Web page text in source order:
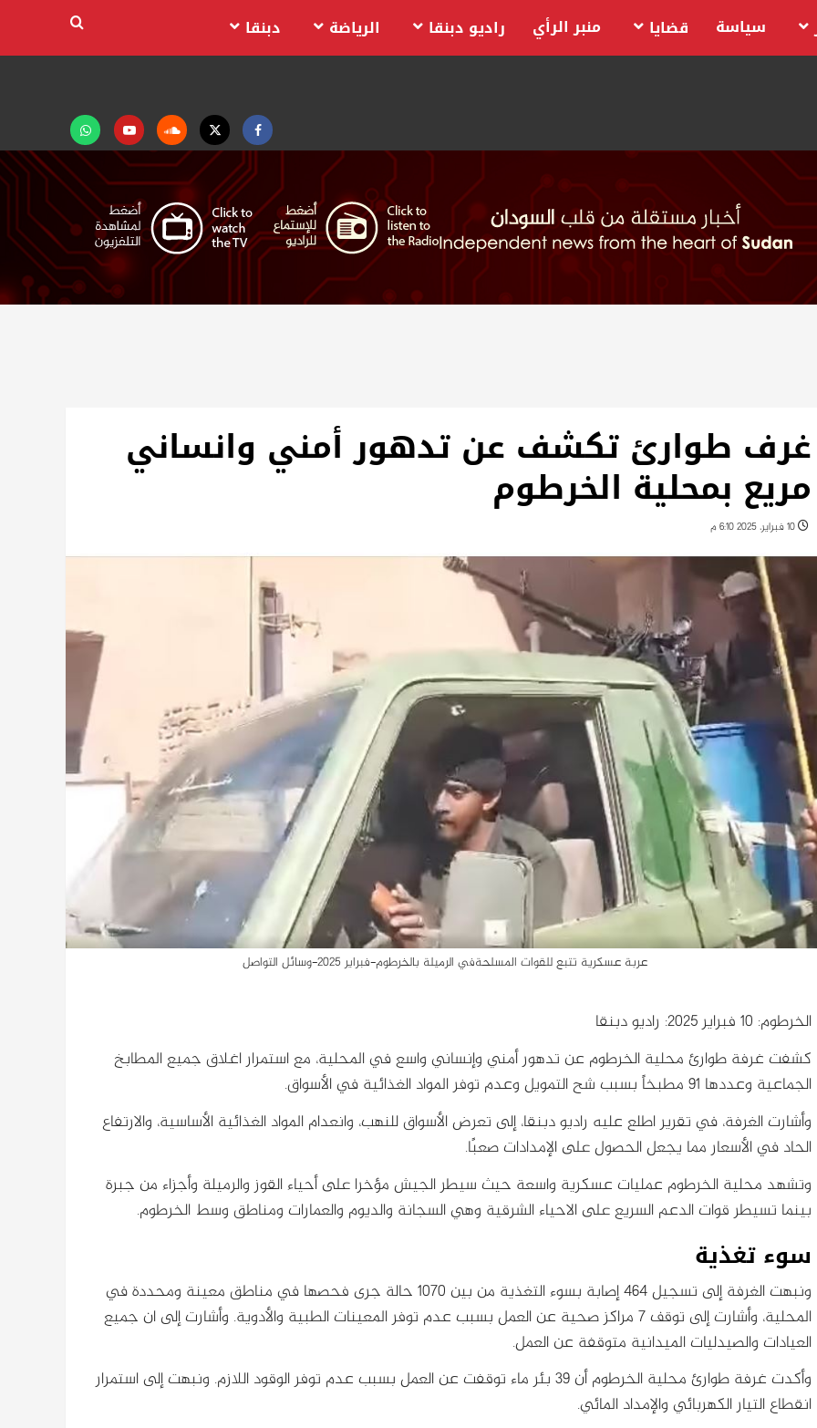
Facebook
Twitter
Soundcloud
Youtubeتابعنا
على
واتساب
سياسة قضايا منبر الرأي راديو دبنقا الرياضة دبنقا
غرف طوارئ تكشف عن تدهور أمني وانساني
مريع بمحلية الخرطوم
10 فبراير، 2025 6:10 م
عربة عسكرية تتبع للقوات المسلحةفي الرميلة بالخرطوم-فبراير 2025-وسائل التواصل
الخرطوم: 10 فبراير 2025: راديو دبنقا
كشفت غرفة طوارئ محلية الخرطوم عن تدهور أمني وإنساني واسع في المحلية، مع استمرار اغلاق جميع المطابخ
الجماعية وعددها 91 مطبخاً بسبب شح التمويل وعدم توفر المواد الغذائية في الأسواق.
وأشارت الغرفة، في تقرير اطلع عليه راديو دبنقا، إلى تعرض الأسواق للنهب، وانعدام المواد الغذائية الأساسية، والارتفاع
الحاد في الأسعار مما يجعل الحصول على الإمدادات صعبًا.
وتشهد محلية الخرطوم عمليات عسكرية واسعة حيث سيطر الجيش مؤخرا على أحياء القوز والرميلة وأجزاء من جبرة
بينما تسيطر قوات الدعم السريع على الاحياء الشرقية وهي السجانة والديوم والعمارات ومناطق وسط الخرطوم.
سوء تغذية
ونبهت الغرفة إلى تسجيل 464 إصابة بسوء التغذية من بين 1070 حالة جرى فحصها في مناطق معينة ومحددة في
المحلية، وأشارت إلى توقف 7 مراكز صحية عن العمل بسبب عدم توفر المعينات الطبية والأدوية. وأشارت إلى ان جميع
العيادات والصيدليات الميدانية متوقفة عن العمل.
وأكدت غرفة طوارئ محلية الخرطوم أن 39 بئر ماء توقفت عن العمل بسبب عدم توفر الوقود اللازم. ونبهت إلى استمرار
انقطاع التيار الكهربائي والإمداد المائي.